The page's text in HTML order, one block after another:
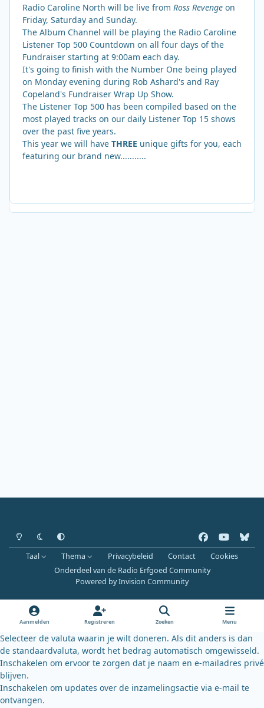
Radio Caroline North will be live from Ross Revenge on
Friday, Saturday and Sunday.
The Album Channel will be playing the Radio Caroline
Listener Top 500 Countdown on all four days of the
Fundraiser starting at 9:00am each day.
It's going to finish with the Number One being played
on Monday evening during Rob Ashard's and Ray
Copeland's Fundraiser Wrap Up Show.
The Listener Top 500 has been compiled based on the
most played tracks on our daily Listener Top 15 shows
over the past five years.
This year we will have THREE unique gifts for you, each
featuring our brand new...........
Heldere modus
Donkere modus
Systeemvoorkeur
a
c
e
k
o
u
b
l
u
k
y
Taal Thema Privacybeleid Contact
Cookies
Onderdeel van de Radio Erfgoed Community
Powered byInvision Community
Aanmelden Registreren Zoeken Menu
Selecteer de valuta waarin je wilt doneren. Als dit anders is dan
de standaardvaluta, wordt het bedrag automatisch omgewisseld.
Inschakelen om ervoor te zorgen dat je naam en e-mailadres privé
blijven.
Inschakelen om updates over de inzamelingsactie via e-mail te
ontvangen.